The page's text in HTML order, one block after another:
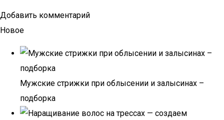
Добавить комментарий
Новое
Мужские стрижки при облысении и залысинах –
подборка